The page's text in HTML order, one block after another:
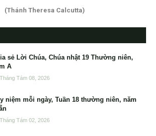
(Thánh Theresa Calcutta)
sẻ Lời Chúa, Chúa nhật 19 Thường niên,
A
Tháng Tám 08, 2026
niệm mỗi ngày, Tuần 18 thường niên, năm
Tháng Tám 02, 2026